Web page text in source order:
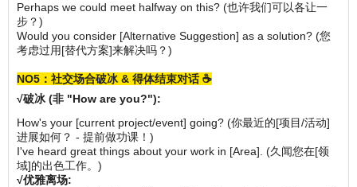
Perhaps we could meet halfway on this? (也许我们可以各让一
步？)
Would you consider [Alternative Suggestion] as a solution? (您
考虑过用[替代方案]来解决吗？)
NO5：社交场合破冰 & 得体结束对话 ☕️
√破冰 (非 "How are you?"):
How's your [current project/event] going? (你最近的[项目/活动]
进展如何？ - 提前做功课！)
I've heard great things about your work in [Area]. (久闻您在[领
域]的出色工作。)
√优雅离场: